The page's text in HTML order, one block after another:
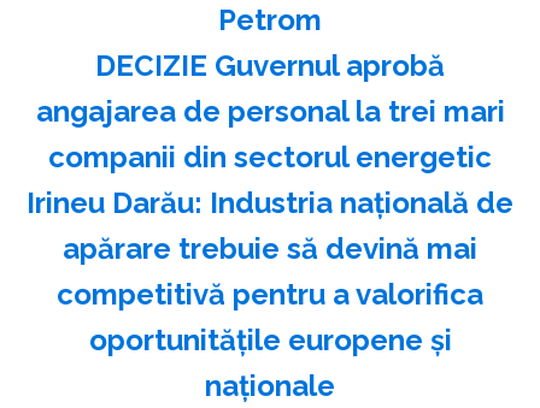
Petrom
DECIZIE Guvernul aprobă
angajarea de personal la trei mari
companii din sectorul energetic
Irineu Darău: Industria naţională de
apărare trebuie să devină mai
competitivă pentru a valorifica
oportunităţile europene şi
naţionale